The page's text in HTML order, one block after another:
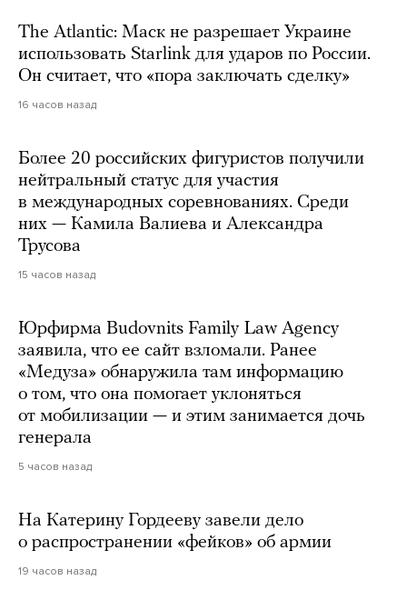
The Atlantic: Маск не разрешает Украине
использовать Starlink для ударов по России.
Он считает, что «пора заключать сделку»
16 часов назад
Более 20 российских фигуристов получили
нейтральный статус для участия
в международных соревнованиях. Среди
них — Камила Валиева и Александра
Трусова
15 часов назад
Юрфирма Budovnits Family Law Agency
заявила, что ее сайт взломали. Ранее
«Медуза» обнаружила там информацию
о том, что она помогает уклоняться
от мобилизации — и этим занимается дочь
генерала
5 часов назад
На Катерину Гордееву завели дело
о распространении «фейков» об армии
19 часов назад